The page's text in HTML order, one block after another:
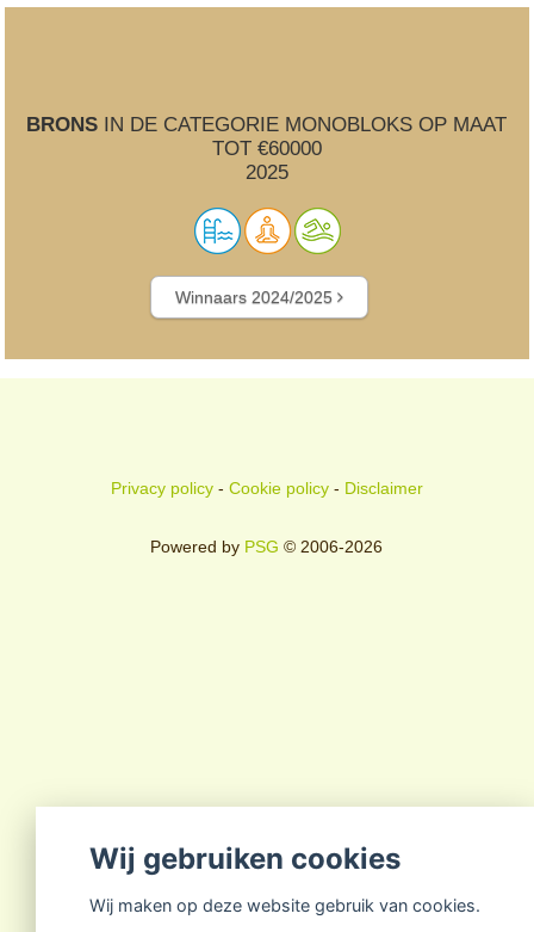
BRONS IN DE CATEGORIE MONOBLOKS OP MAAT
TOT €60000
2025
Winnaars 2024/2025
Privacy policy- Cookie policy- Disclaimer
Powered by PSG © 2006-2026
Wij gebruiken cookies
Wij maken op deze website gebruik van cookies.